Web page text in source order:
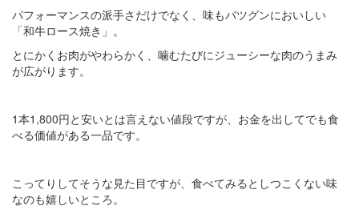
パフォーマンスの派手さだけでなく、味もバツグンにおいしい
「和牛ロース焼き」。
とにかくお肉がやわらかく、噛むたびにジューシーな肉のうまみ
が広がります。
1本1,800円と安いとは言えない値段ですが、お金を出してでも食
べる価値がある一品です。
こってりしてそうな見た目ですが、食べてみるとしつこくない味
なのも嬉しいところ。